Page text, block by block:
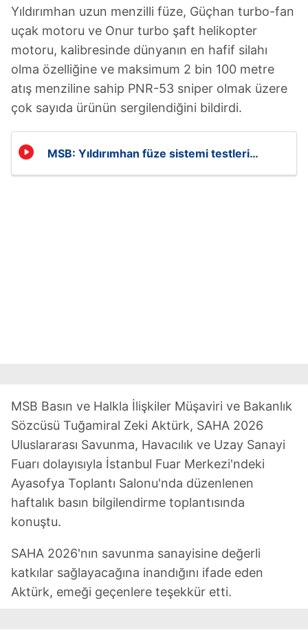
Yıldırımhan uzun menzilli füze, Güçhan turbo-fan
uçak motoru ve Onur turbo şaft helikopter
motoru, kalibresinde dünyanın en hafif silahı
olma özelliğine ve maksimum 2 bin 100 metre
atış menziline sahip PNR-53 sniper olmak üzere
çok sayıda ürünün sergilendiğini bildirdi.
MSB: Yıldırımhan füze sistemi testleri
MSB Basın ve Halkla İlişkiler Müşaviri ve Bakanlık
Sözcüsü Tuğamiral Zeki Aktürk, SAHA 2026
Uluslararası Savunma, Havacılık ve Uzay Sanayi
Fuarı dolayısıyla İstanbul Fuar Merkezi'ndeki
Ayasofya Toplantı Salonu'nda düzenlenen
haftalık basın bilgilendirme toplantısında
konuştu.
SAHA 2026'nın savunma sanayisine değerli
katkılar sağlayacağına inandığını ifade eden
Aktürk, emeği geçenlere teşekkür etti.